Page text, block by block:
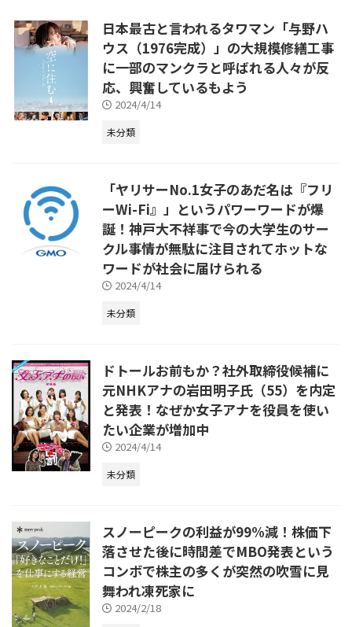
日本最古と言われるタワマン「与野ハ
ウス（1976完成）」の大規模修繕工事
に一部のマンクラと呼ばれる人々が反
応、興奮しているもよう
2024/4/14
未分類
「ヤリサーNo.1女子のあだ名は『フリ
ーWi-Fi』」というパワーワードが爆
誕！神戸大不祥事で今の大学生のサー
クル事情が無駄に注目されてホットな
ワードが社会に届けられる
2024/4/14
未分類
ドトールお前もか？社外取締役候補に
元NHKアナの岩田明子氏（55）を内定
と発表！なぜか女子アナを役員を使い
たい企業が増加中
2024/4/14
未分類
スノーピークの利益が99%減！株価下
落させた後に時間差でMBO発表という
コンボで株主の多くが突然の吹雪に見
舞われ凍死家に
2024/2/18